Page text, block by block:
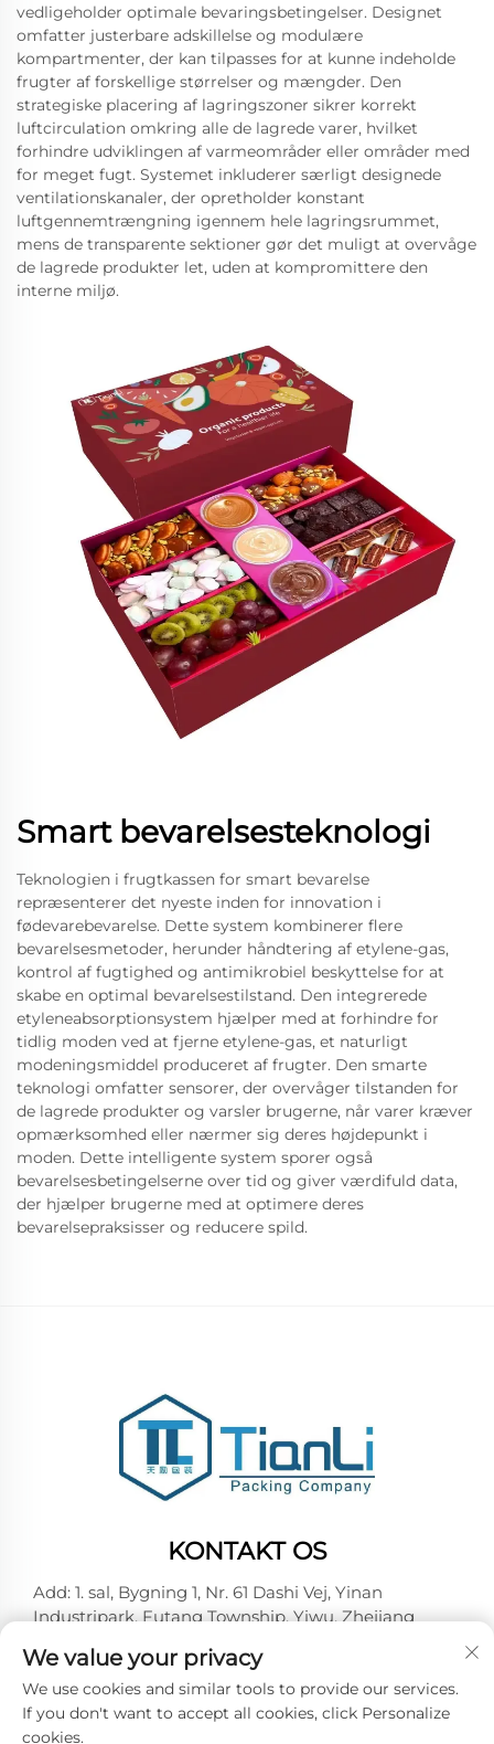
vedligeholder optimale bevaringsbetingelser. Designet
omfatter justerbare adskillelse og modulære
kompartmenter, der kan tilpasses for at kunne indeholde
frugter af forskellige størrelser og mængder. Den
strategiske placering af lagringszoner sikrer korrekt
luftcirculation omkring alle de lagrede varer, hvilket
forhindre udviklingen af varmeområder eller områder med
for meget fugt. Systemet inkluderer særligt designede
ventilationskanaler, der opretholder konstant
luftgennemtrængning igennem hele lagringsrummet,
mens de transparente sektioner gør det muligt at overvåge
de lagrede produkter let, uden at kompromittere den
interne miljø.
Smart bevarelsesteknologi
Teknologien i frugtkassen for smart bevarelse
repræsenterer det nyeste inden for innovation i
fødevarebevarelse. Dette system kombinerer flere
bevarelsesmetoder, herunder håndtering af etylene-gas,
kontrol af fugtighed og antimikrobiel beskyttelse for at
skabe en optimal bevarelsestilstand. Den integrerede
etyleneabsorptionsystem hjælper med at forhindre for
tidlig moden ved at fjerne etylene-gas, et naturligt
modeningsmiddel produceret af frugter. Den smarte
teknologi omfatter sensorer, der overvåger tilstanden for
de lagrede produkter og varsler brugerne, når varer kræver
opmærksomhed eller nærmer sig deres højdepunkt i
moden. Dette intelligente system sporer også
bevarelsesbetingelserne over tid og giver værdifuld data,
der hjælper brugerne med at optimere deres
bevarelsepraksisser og reducere spild.
KONTAKT OS
Add: 1. sal, Bygning 1, Nr. 61 Dashi Vej, Yinan
Industripark, Futang Township, Yiwu, Zhejiang
Tel: +86-15727967357
E-mail:[email protected]
We value your privacy
We use cookies and similar tools to provide our services.
If you don't want to accept all cookies, click Personalize
cookies.